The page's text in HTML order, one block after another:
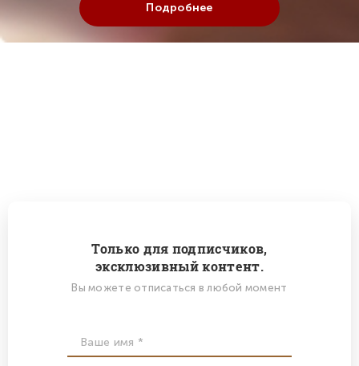
Подробнее
Только для подписчиков,
эксклюзивный контент.
Вы можете отписаться в любой момент